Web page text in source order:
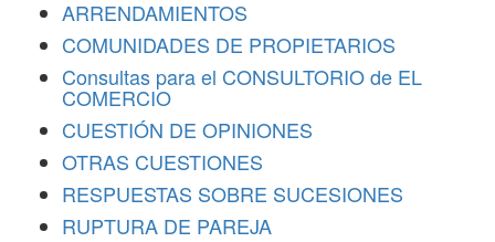
ARRENDAMIENTOS
COMUNIDADES DE PROPIETARIOS
Consultas para el CONSULTORIO de EL
COMERCIO
CUESTIÓN DE OPINIONES
OTRAS CUESTIONES
RESPUESTAS SOBRE SUCESIONES
RUPTURA DE PAREJA